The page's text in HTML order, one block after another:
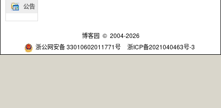
公告
博客园 © 2004-2026
浙公网安备 33010602011771号
浙ICP备2021040463号-3